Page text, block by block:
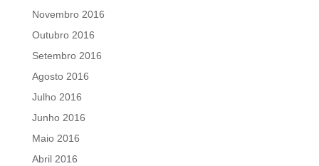
Novembro 2016
Outubro 2016
Setembro 2016
Agosto 2016
Julho 2016
Junho 2016
Maio 2016
Abril 2016